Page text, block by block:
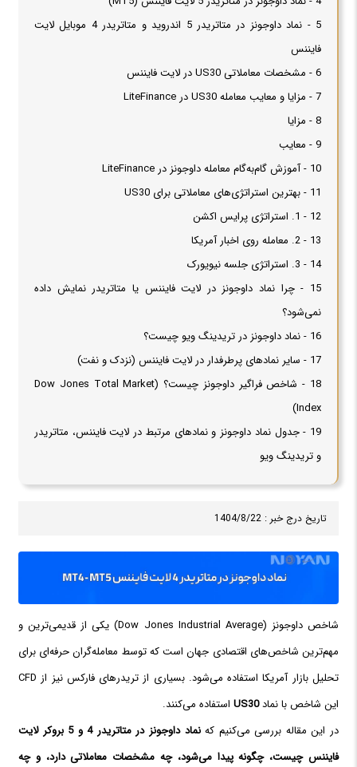
5 - نماد داوجونز در متاتریدر 5 اندروید و متاتریدر 4 موبایل لایت
فایننس
6 - مشخصات معاملاتی US30 در لایت فایننس
7 - مزایا و معایب معامله US30 در LiteFinance
8 - مزایا
9 - معایب
10 - آموزش گام‌به‌گام معامله داوجونز در LiteFinance
11 - بهترین استراتژی‌های معاملاتی برای US30
12 - 1. استراتژی پرایس اکشن
13 - 2. معامله روی اخبار آمریکا
14 - 3. استراتژی جلسه نیویورک
15 - چرا نماد داوجونز در لایت فایننس یا متاتریدر نمایش داده
نمی‌شود؟
16 - نماد داوجونز در تریدینگ ویو چیست؟
17 - سایر نمادهای پرطرفدار در لایت فایننس (نزدک و نفت)
18 - شاخص فراگیر داوجونز چیست؟ (Dow Jones Total Market
Index)
19 - جدول نماد داوجونز و نمادهای مرتبط در لایت فایننس، متاتریدر
و تریدینگ ویو
تاریخ درج خبر : 1404/8/22
شاخص داوجونز (Dow Jones Industrial Average) یکی از قدیمی‌ترین و
مهم‌ترین شاخص‌های اقتصادی جهان است که توسط معامله‌گران حرفه‌ای برای
تحلیل بازار آمریکا استفاده می‌شود. بسیاری از تریدرهای فارکس نیز از CFD
این شاخص با نمادUS30 استفاده می‌کنند.
در این مقاله بررسی می‌کنیم که
نماد داوجونز در متاتریدر 4 و 5 بروکر لایت
فایننس چیست، چگونه پیدا می‌شود، چه مشخصات معاملاتی دارد، و چه